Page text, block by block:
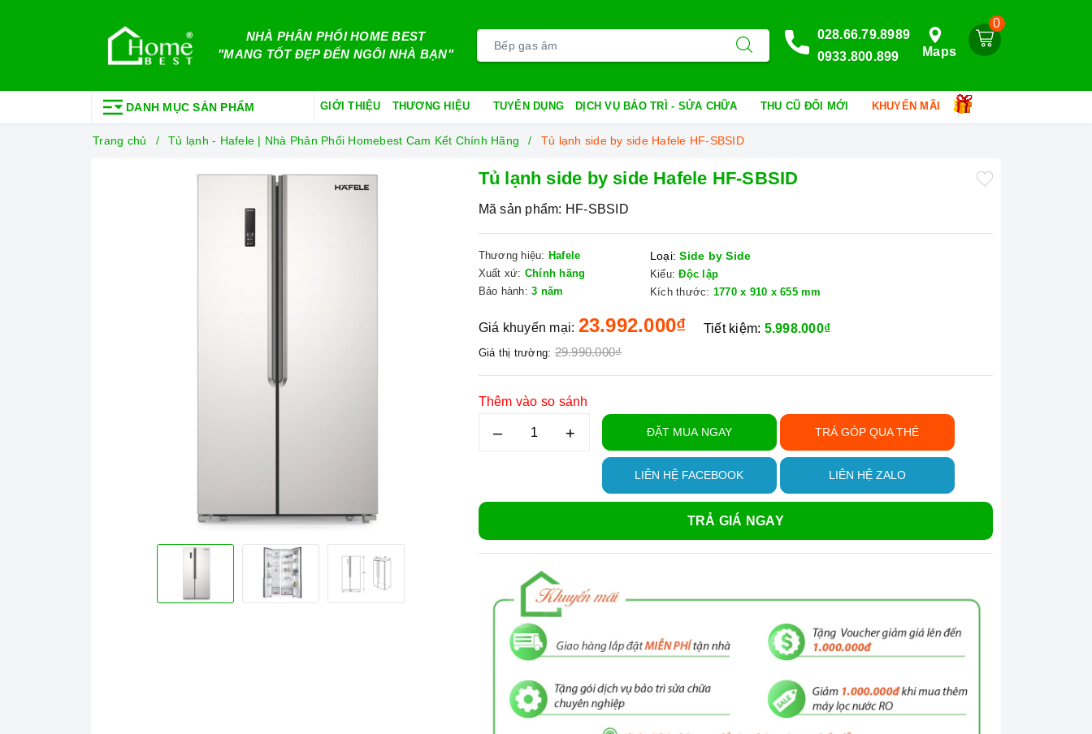
NHÀ PHÂN PHỐI HOME BEST
"MANG TỐT ĐẸP ĐẾN NGÔI NHÀ BẠN"
0
Maps
028.66.79.8989
0933.800.899
DANH MỤC SẢN PHẨM GIỚI THIỆU THƯƠNG HIỆU TUYỂN DỤNG DỊCH VỤ BẢO TRÌ - SỬA CHỮA THU CŨ ĐỔI MỚI KHUYẾN MÃI
Trang chủ Tủ lạnh - Hafele | Nhà Phân Phối Homebest Cam Kết Chính Hãng Tủ lạnh side by side Hafele HF-SBSID
Tủ lạnh side by side Hafele HF-SBSID
Mã sản phẩm: HF-SBSID
Thương hiệu: Hafele
Xuất xứ: Chính hãng
Bảo hành: 3 năm
Loại: Side by Side
Kiểu: Độc lập
Kích thước: 1770 x 910 x 655 mm
Giá khuyến mại: 23.992.000₫
Giá thị trường: 29.990.000₫
Tiết kiệm: 5.998.000₫
Thêm vào so sánh
– + ĐẶT MUA NGAY TRẢ GÓP QUA THẺ
LIÊN HỆ FACEBOOK LIÊN HỆ ZALO
TRẢ GIÁ NGAY